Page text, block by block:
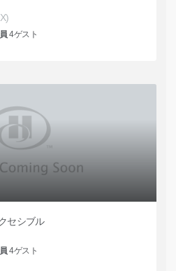
4ゲスト
セシブル
4ゲスト